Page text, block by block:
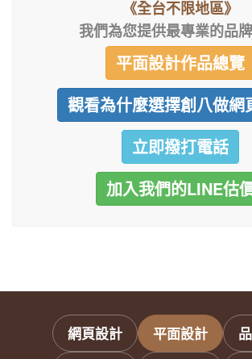
《全台不限地區》
我們為您提供最專業的品
平面設計作品總覽
觀看為什麼選擇創八做網
立即撥打電話
加入我們的LINE估
網頁設計 平面設計